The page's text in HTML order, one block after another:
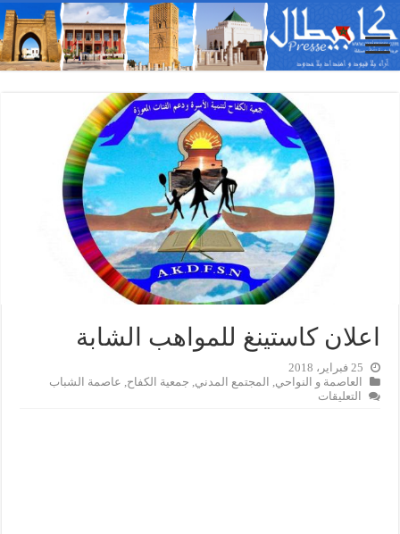
اعلان كاستينغ للمواهب الشابة
25 فبراير، 2018
العاصمة و النواحي, المجتمع المدني, جمعية الكفاح, عاصمة الشباب
التعليقات